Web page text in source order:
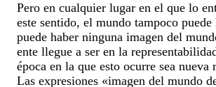
Pero en cualquier lugar en el que lo
este sentido, el mundo tampoco
puede haber ninguna imagen del
ente llegue a ser en la
época en la que esto ocurre sea nueva
Las expresiones «imagen del mundo